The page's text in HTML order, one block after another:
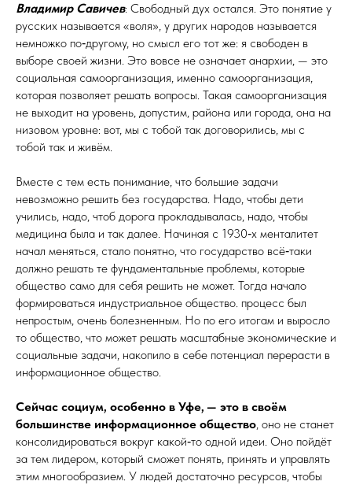
Владимир Савичев: Свободный дух остался. Это понятие у
русских называется «воля», у других народов называется
немножко по‑другому, но смысл его тот же: я свободен в
выборе своей жизни. Это вовсе не означает анархии, — это
социальная само­орга­ни­за­ция, именно самоорганизация,
которая позволяет решать вопросы. Такая самоорганизация
не выходит на уровень, допустим, района или города, она на
низовом уровне: вот, мы с тобой так договорились, мы с
тобой так и живём.
Вместе с тем есть понимание, что большие задачи
невозможно решить без государства. Надо, чтобы дети
учились, надо, чтоб дорога прокладывалась, надо, чтобы
медицина была и так далее. Начиная с 1930‑х менталитет
начал меняться, стало понятно, что государство всё‑таки
должно решать те фундаментальные проблемы, которые
общество само для себя решить не может. Тогда начало
формироваться индустриальное общество. процесс был
непростым, очень болезненным. Но по его итогам и выросло
то общество, что может решать масштабные экономические и
социальные задачи, накопило в себе потенциал перерасти в
информационное общество.
Сейчас социум, особенно в Уфе, — это в своём
большинстве информационное общество, оно не станет
консолидироваться вокруг какой‑то одной идеи. Оно пойдёт
за тем лидером, который сможет понять, принять и управлять
этим многообразием. У людей достаточно ресурсов, чтобы